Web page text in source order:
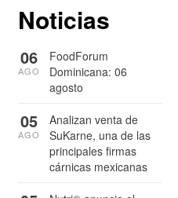
Noticias
FoodForum
Dominicana: 06
agosto
06
AGO
Analizan venta de
SuKarne, una de las
principales firmas
cárnicas mexicanas
05
AGO